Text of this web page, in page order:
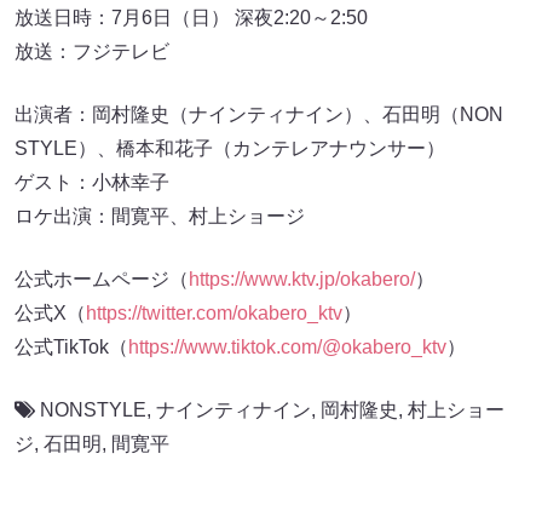
放送日時：7月6日（日） 深夜2:20～2:50
放送：フジテレビ
出演者：岡村隆史（ナインティナイン）、石田明（NON
STYLE）、橋本和花子（カンテレアナウンサー）
ゲスト：小林幸子
ロケ出演：間寛平、村上ショージ
公式ホームページ（ https://www.ktv.jp/okabero/）
公式X（ https://twitter.com/okabero_ktv）
公式TikTok（ https://www.tiktok.com/@okabero_ktv）
NONSTYLE, ナインティナイン, 岡村隆史, 村上ショー
ジ, 石田明, 間寛平